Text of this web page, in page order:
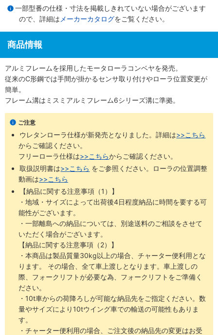
一部型番の仕様・寸法を掲載しきれていない場合がございます
ので、詳細は メーカーカタログをご覧ください。
商品情報
アルミフレームを採用したモータローラコンベヤを発売。
従来のC形鋼では手間が掛かるセンサ取り付けやローラ位置変更が
簡単。
フレーム溝はミスミアルミフレーム6シリーズ溝に準拠。
ご注意
ウレタンローラ仕様が新発売となりました。詳細は>>こちら
からご確認ください。 ​
フリーローラ仕様は>>こちらからご確認ください。
取扱説明書は>>こちら ​をご参照ください。ローラの位置調整
動画は>>こちら
【納品に関する注意事項（1）】
・地域・サイズによって出荷後4日程度納品に時間を要する可
能性がございます。
・一部離島への納品については、別途送料のご相談をさせて
いただく場合がございます。
【納品に関する注意事項（2）】
・本商品は製品質量30kg以上の場合、チャーター便利用とな
ります。 その場合、全て車上渡しとなります。車上渡しの
際、フォークリフトが必要な為、フォークリフトをご準備く
ださい。
・10t車からの荷降ろしが可能な納品先をご指定ください。数
量やサイズにより10tウイング車での輸送の可能性もありま
す。
・チャーター便利用の場合、ご注文後の納品先の変更はお受